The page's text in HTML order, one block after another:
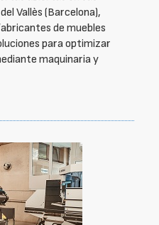
Vallès (Barcelona),
de muebles
para optimizar
maquinaria y